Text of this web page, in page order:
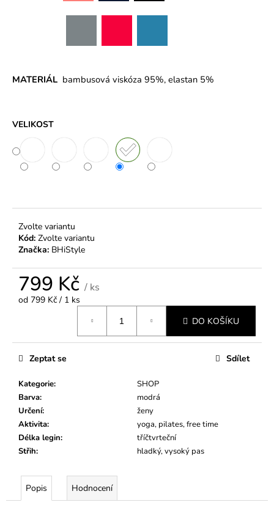
MATERIÁL bambusová viskóza 95%, elastan 5%
VELIKOST
Zvolte variantu
Kód: Zvolte variantu
Značka: BHiStyle
799 Kč / ks
Měrná
od 799 Kč / 1 ks
DO KOŠÍKU
Kategorie:
SHOP
Barva:
modrá
Určení:
ženy
Aktivita:
yoga, pilates, free time
Délka legin:
tříčtvrteční
Střih: hladký, vysoký pas
Zeptat se Sdílet
Popis Hodnocení